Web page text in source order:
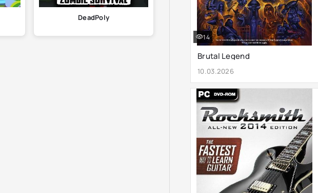
DeadPoly
Brutal Legend
10.03.2026
14